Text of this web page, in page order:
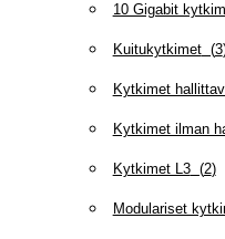
10 Gigabit
Kuitukytkimet(3
Kytkimet
Kytkimet ilman
Kytkimet L3(2)
Modulariset